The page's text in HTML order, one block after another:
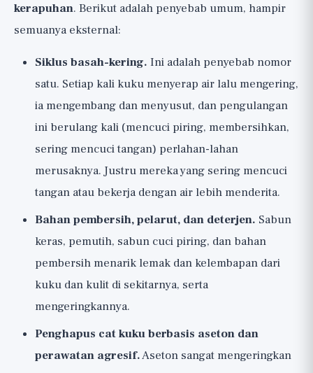
kerapuhan. Berikut adalah penyebab umum, hampir
semuanya eksternal:
Siklus basah-kering. Ini adalah penyebab nomor
satu. Setiap kali kuku menyerap air lalu mengering,
ia mengembang dan menyusut, dan pengulangan
ini berulang kali (mencuci piring, membersihkan,
sering mencuci tangan) perlahan-lahan
merusaknya. Justru mereka yang sering mencuci
tangan atau bekerja dengan air lebih menderita.
Bahan pembersih, pelarut, dan deterjen. Sabun
keras, pemutih, sabun cuci piring, dan bahan
pembersih menarik lemak dan kelembapan dari
kuku dan kulit di sekitarnya, serta
mengeringkannya.
Penghapus cat kuku berbasis aseton dan
perawatan agresif.Aseton sangat mengeringkan